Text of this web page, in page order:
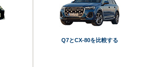
Q7とCX-80を比較する